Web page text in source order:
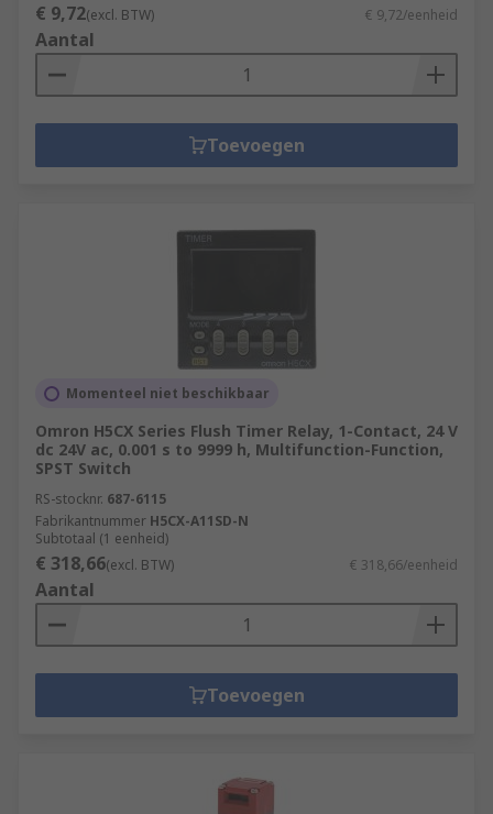
€ 9,72(excl. BTW) € 9,72/eenheid
Aantal
Toevoegen
Momenteel niet beschikbaar
Omron H5CX Series Flush Timer Relay, 1-Contact, 24 V
dc 24V ac, 0.001 s to 9999 h, Multifunction-Function,
SPST Switch
RS-stocknr. 687-6115
Fabrikantnummer H5CX-A11SD-N
Subtotaal (1 eenheid)
€ 318,66(excl. BTW) € 318,66/eenheid
Aantal
Toevoegen